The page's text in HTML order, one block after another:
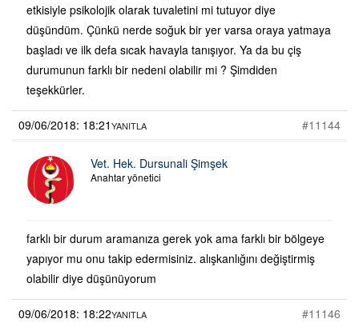
etkisiyle psikolojik olarak tuvaletini mi tutuyor diye
düşündüm. Çünkü nerde soğuk bir yer varsa oraya yatmaya
başladı ve ilk defa sıcak havayla tanışıyor. Ya da bu çiş
durumunun farklı bir nedeni olabilir mi ? Şimdiden
teşekkürler.
09/06/2018: 18:21 #11144
YANITLA
Vet. Hek. Dursunali Şimşek
Anahtar yönetici
farklı bir durum aramanıza gerek yok ama farklı bir bölgeye
yapıyor mu onu takip edermisiniz. alışkanlığını değiştirmiş
olabilir diye düşünüyorum
09/06/2018: 18:22 #11146
YANITLA